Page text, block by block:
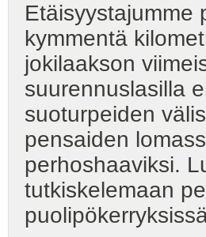
Etäisyystajumme
kymmentä
jokilaakson
suurennuslasilla
suoturpeiden
pensaiden
perhoshaaviksi.
tutkiskelemaan